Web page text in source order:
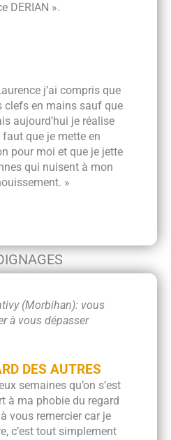
DERIAN ».
j’ai compris que
clefs en mains sauf que
aujourd’hui je réalise
que je mette en
pour moi et que je jette
qui nuisent à mon
»
(Morbihan): vous
à vous dépasser
DES AUTRES
semaines qu’on s’est
à ma phobie du regard
vous remercier car je
c’est tout simplement